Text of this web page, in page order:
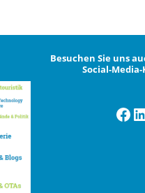
Besuchen Sie uns
Social-